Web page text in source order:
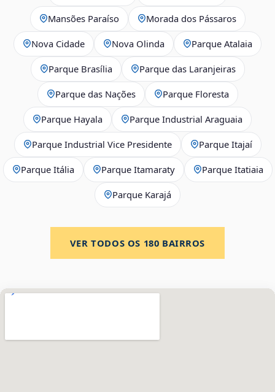
Mansões Paraíso Morada dos Pássaros
Nova Cidade Nova Olinda Parque Atalaia
Parque Brasília Parque das Laranjeiras
Parque das Nações Parque Floresta
Parque Hayala Parque Industrial Araguaia
Parque Industrial Vice Presidente Parque Itajaí
Parque Itália Parque Itamaraty Parque Itatiaia
Parque Karajá
VER TODOS OS 180 BAIRROS